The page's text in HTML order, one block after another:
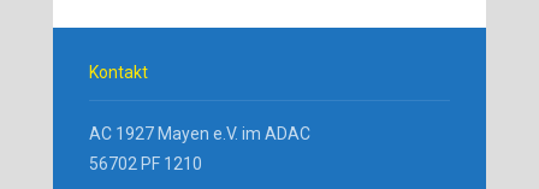
Kontakt
AC 1927 Mayen e.V. im ADAC
56702 PF 1210